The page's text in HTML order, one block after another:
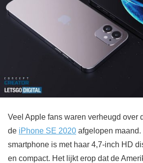
Veel Apple fans waren verheugd over
de iPhone SE 2020 afgelopen
smartphone is met haar 4,7-inch HD
en compact. Het lijkt erop dat de